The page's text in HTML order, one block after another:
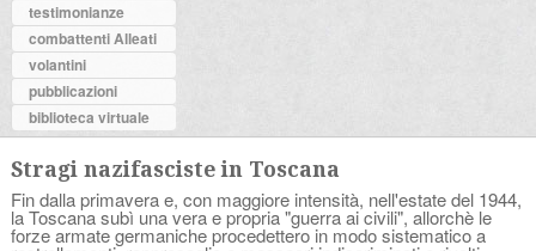
testimonianze
combattenti Alleati
volantini
pubblicazioni
biblioteca virtuale
Stragi nazifasciste in Toscana
Fin dalla primavera e, con maggiore intensità, nell'estate del 1944,
la Toscana subì una vera e propria "guerra ai civili", allorchè le
forze armate germaniche procedettero in modo sistematico a